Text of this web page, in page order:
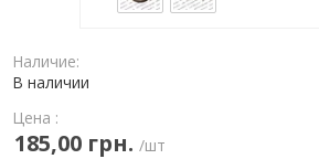
Наличие:
В наличии
Цена :
185,00 грн. /шт